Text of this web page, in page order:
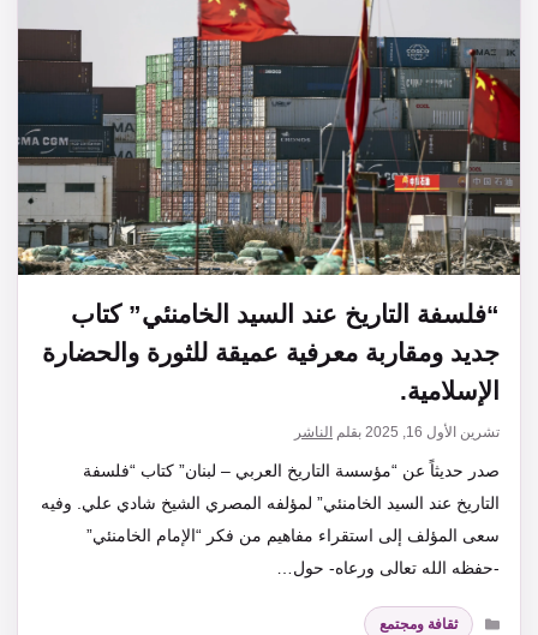
“فلسفة التاريخ عند السيد الخامنئي” كتاب
جديد ومقاربة معرفية عميقة للثورة والحضارة
الإسلامية.
تشرين الأول 16, 2025 بقلم الناشر
صدر حديثاً عن “مؤسسة التاريخ العربي – لبنان” كتاب “فلسفة
التاريخ عند السيد الخامنئي” لمؤلفه المصري الشيخ شادي علي. وفيه
سعى المؤلف إلى استقراء مفاهيم من فكر “الإمام الخامنئي”
-حفظه الله تعالى ورعاه- حول…
التصنيفات
ثقافة ومجتمع